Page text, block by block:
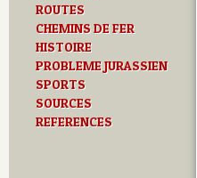
ROUTES
CHEMINS DE FER
HISTOIRE
PROBLEME JURASSIEN
SPORTS
SOURCES
REFERENCES